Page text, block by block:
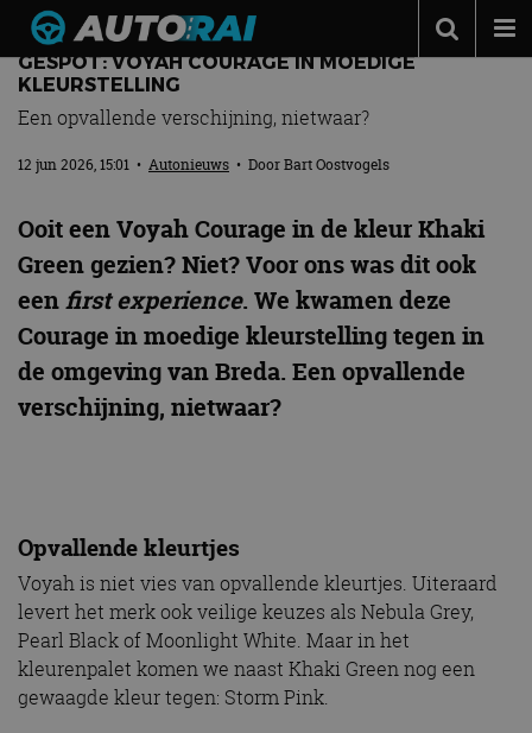
Autonieuws
Podcast
Autotests
Automerken
Adverteren
Contact
MotorRAI.nl
GESPOT: VOYAH COURAGE IN MOEDIGE
KLEURSTELLING
Een opvallende verschijning, nietwaar?
12 jun 2026, 15:01 • Autonieuws • DoorBart Oostvogels
Ooit een Voyah Courage in de kleur Khaki
Green gezien? Niet? Voor ons was dit ook
eenfirst experience. We kwamen deze
Courage in moedige kleurstelling tegen in
de omgeving van Breda. Een opvallende
verschijning, nietwaar?
Opvallende kleurtjes
Voyah is niet vies van opvallende kleurtjes. Uiteraard
levert het merk ook veilige keuzes als Nebula Grey,
Pearl Black of Moonlight White. Maar in het
kleurenpalet komen we naast Khaki Green nog een
gewaagde kleur tegen: Storm Pink.